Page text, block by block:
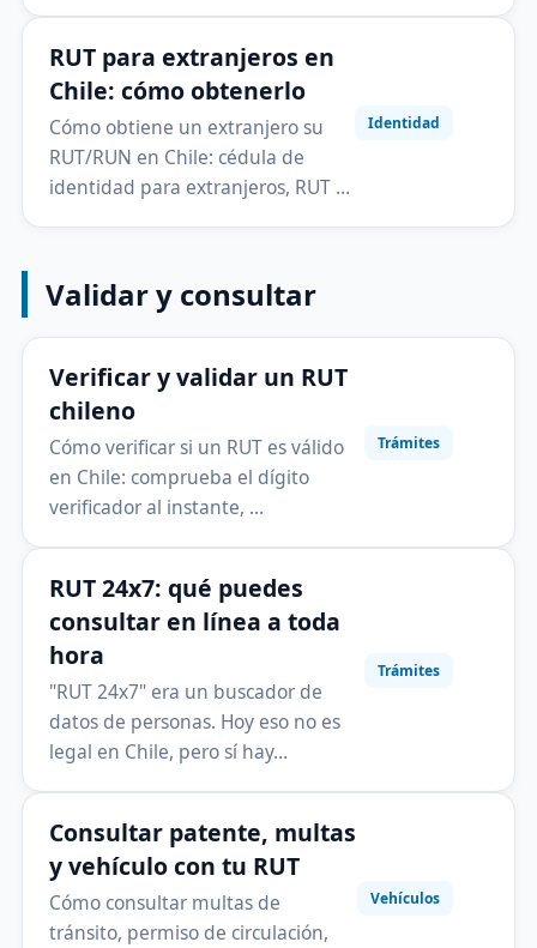
RUT para extranjeros en
Chile: cómo obtenerlo
Cómo obtiene un extranjero su
RUT/RUN en Chile: cédula de
identidad para extranjeros, RUT …
Identidad
Validar y consultar
Verificar y validar un RUT
chileno
Cómo verificar si un RUT es válido
en Chile: comprueba el dígito
verificador al instante, …
Trámites
RUT 24x7: qué puedes
consultar en línea a toda
hora
"RUT 24x7" era un buscador de
datos de personas. Hoy eso no es
legal en Chile, pero sí hay…
Trámites
Consultar patente, multas
y vehículo con tu RUT
Cómo consultar multas de
tránsito, permiso de circulación,
Vehículos